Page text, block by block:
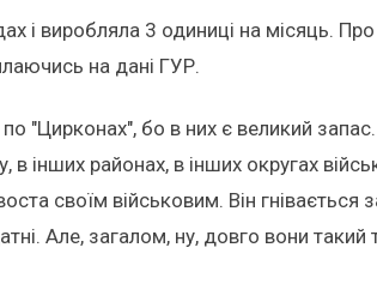
і виробляла 3 одиниці на місяць.
на дані ГУР.
бо в них є великий
інших районах, в інших округах
своїм військовим. Він
Але, загалом, ну, довго вони такий